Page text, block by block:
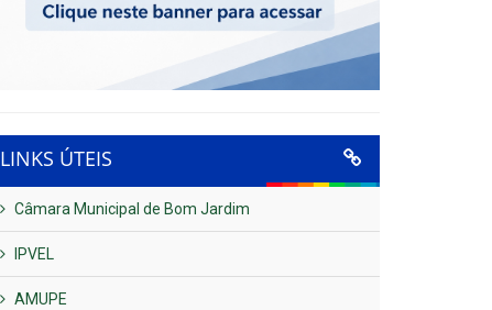
LINKS ÚTEIS
Câmara Municipal de Bom Jardim
IPVEL
AMUPE